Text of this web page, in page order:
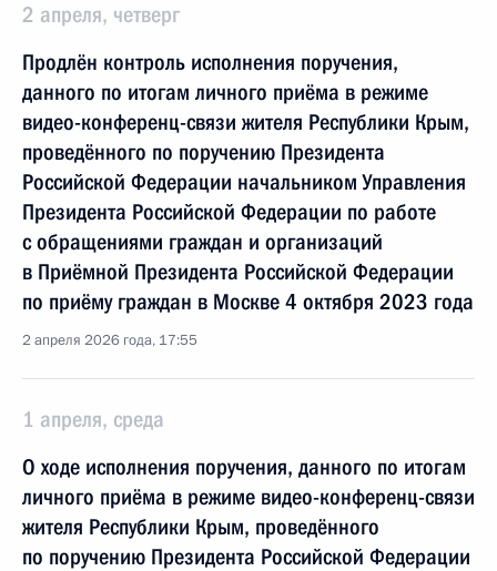
2 апреля, четверг
Продлён контроль исполнения поручения,
данного по итогам личного приёма в режиме
видео-конференц-связи жителя Республики Крым,
проведённого по поручению Президента
Российской Федерации начальником Управления
Президента Российской Федерации по работе
с обращениями граждан и организаций
в Приёмной Президента Российской Федерации
по приёму граждан в Москве 4 октября 2023 года
2 апреля 2026 года, 17:55
1 апреля, среда
О ходе исполнения поручения, данного по итогам
личного приёма в режиме видео-конференц-связи
жителя Республики Крым, проведённого
по поручению Президента Российской Федерации